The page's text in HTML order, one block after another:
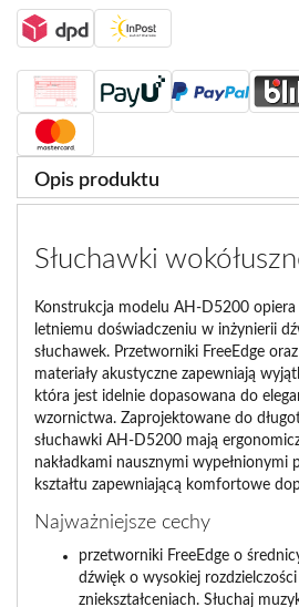
Opis produktu
Słuchawki
Konstrukcja modelu AH-D5200
letniemu doświadczeniu w inżynierii
słuchawek. Przetworniki FreeEdge
materiały akustyczne zapewniają
która jest idelnie dopasowana do
wzornictwa. Zaprojektowane do
słuchawki AH-D5200 mają
nakładkami nausznymi wypełnionymi
kształtu zapewniającą komfortowe
Najważniejsze cechy
przetworniki FreeEdge o
dźwięk o wysokiej
zniekształceniach. Słuchaj